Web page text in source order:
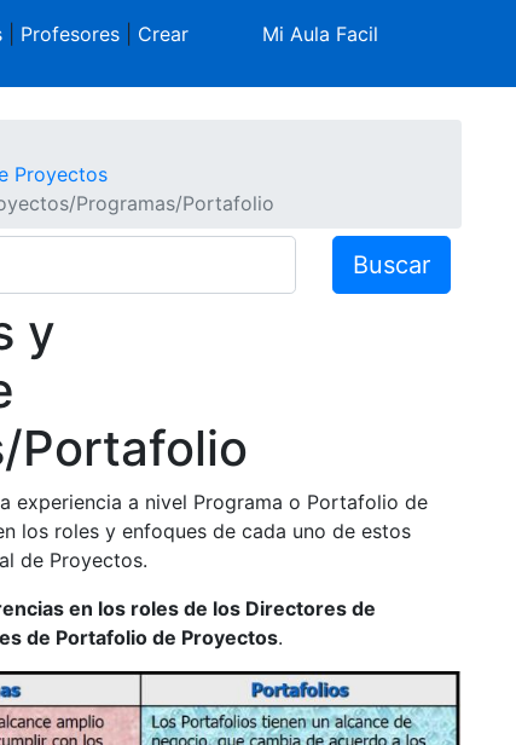
| Profesores| Crear
Mi Aula Facil
Proyectos
Programas/Portafolio
Buscar
y
Portafolio
experiencia a nivel Programa o Portafolio de
los roles y enfoques de cada uno de estos
de Proyectos.
en los roles de los Directores de
de Portafolio de Proyectos.